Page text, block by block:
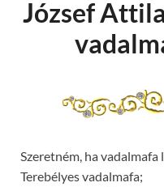
József
Szeretném, ha vadalmafa
Terebélyes vadalmafa;